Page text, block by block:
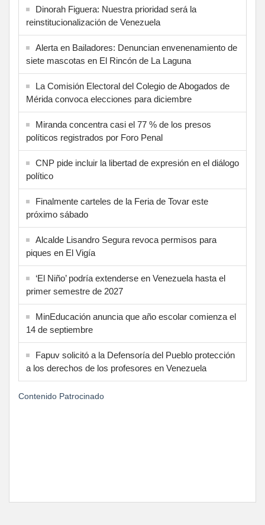
Dinorah Figuera: Nuestra prioridad será la
reinstitucionalización de Venezuela
Alerta en Bailadores: Denuncian envenenamiento de
siete mascotas en El Rincón de La Laguna
La Comisión Electoral del Colegio de Abogados de
Mérida convoca elecciones para diciembre
Miranda concentra casi el 77 % de los presos
políticos registrados por Foro Penal
CNP pide incluir la libertad de expresión en el diálogo
político
Finalmente carteles de la Feria de Tovar este
próximo sábado
Alcalde Lisandro Segura revoca permisos para
piques en El Vigía
‘El Niño’ podría extenderse en Venezuela hasta el
primer semestre de 2027
MinEducación anuncia que año escolar comienza el
14 de septiembre
Fapuv solicitó a la Defensoría del Pueblo protección
a los derechos de los profesores en Venezuela
Contenido Patrocinado